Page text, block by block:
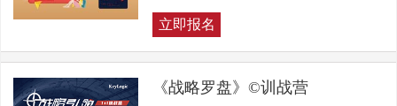
立即报名
《战略罗盘》©训战营